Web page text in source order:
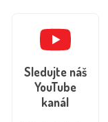
Sledujte náš
YouTube
kanál